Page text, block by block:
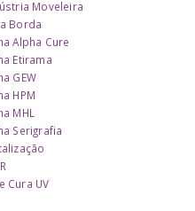
Moveleira
Borda
Alpha Cure
Etirama
GEW
HPM
MHL
Serigrafia
Cura UV